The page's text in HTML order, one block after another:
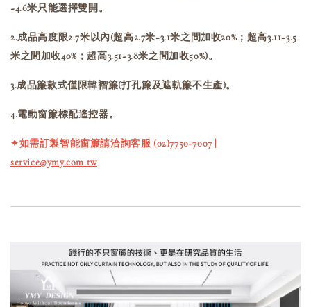
~4.6米只能選擇雙開。
2.成品高度限2.7米以內(超高2.7米~3.1米之間加收20%；超高3.11~3.5
米之間加收40%；超高3.51~3.8米之間加收50%)。
3.成品簾款式僅限韓褶簾(打孔簾及遮軌簾不生產)。
4.電動窗簾標配遙控器。
✦如需訂製智能窗簾請洽詢客服 (02)7750-7007 |
service@ymy.com.tw